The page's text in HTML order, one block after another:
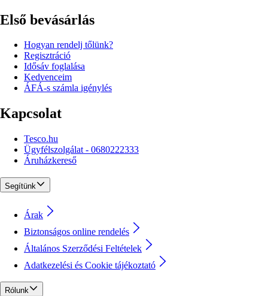
Első bevásárlás
Hogyan rendelj tőlünk?
Regisztráció
Idősáv foglalása
Kedvenceim
ÁFÁ-s számla igénylés
Kapcsolat
Tesco.hu
Ügyfélszolgálat - 0680222333
Áruházkereső
Segítünk
Árak
Biztonságos online rendelés
Általános Szerződési Feltételek
Adatkezelési és Cookie tájékoztató
Rólunk